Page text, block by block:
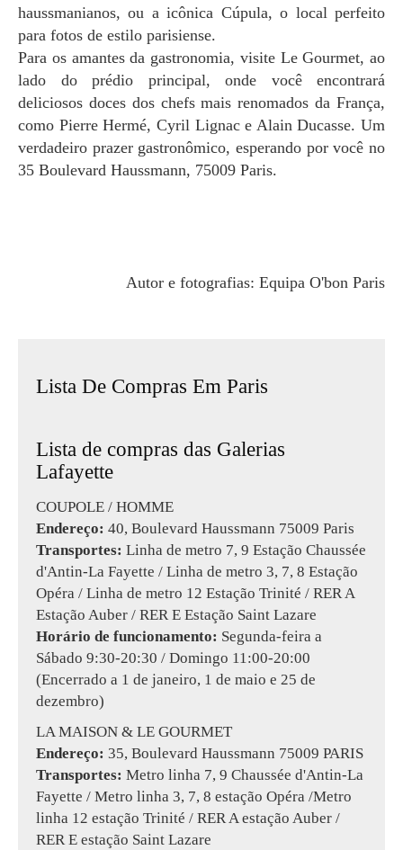
haussmanianos, ou a icônica Cúpula, o local perfeito
para fotos de estilo parisiense.
Para os amantes da gastronomia, visite Le Gourmet, ao
lado do prédio principal, onde você encontrará
deliciosos doces dos chefs mais renomados da França,
como Pierre Hermé, Cyril Lignac e Alain Ducasse. Um
verdadeiro prazer gastronômico, esperando por você no
35 Boulevard Haussmann, 75009 Paris.
Autor e fotografias: Equipa O'bon Paris
Lista De Compras Em Paris
Lista de compras das Galerias
Lafayette
COUPOLE / HOMME
Endereço: 40, Boulevard Haussmann 75009 Paris
Transportes: Linha de metro 7, 9 Estação Chaussée
d'Antin-La Fayette / Linha de metro 3, 7, 8 Estação
Opéra / Linha de metro 12 Estação Trinité / RER A
Estação Auber / RER E Estação Saint Lazare
Horário de funcionamento: Segunda-feira a
Sábado 9:30-20:30 / Domingo 11:00-20:00
(Encerrado a 1 de janeiro, 1 de maio e 25 de
dezembro)
LA MAISON & LE GOURMET
Endereço: 35, Boulevard Haussmann 75009 PARIS
Transportes: Metro linha 7, 9 Chaussée d'Antin-La
Fayette / Metro linha 3, 7, 8 estação Opéra /Metro
linha 12 estação Trinité / RER A estação Auber /
RER E estação Saint Lazare